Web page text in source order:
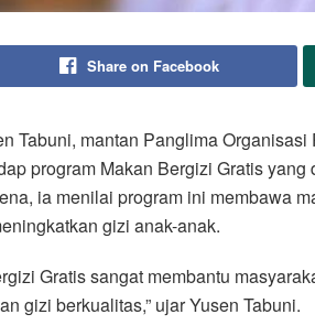
Share on Facebook
Tabuni, mantan Panglima
program Makan Bergizi Gratis
ia menilai program ini membawa
gizi anak-anak.
Gratis sangat membantu
gizi berkualitas,” ujar Yusen Tabuni.